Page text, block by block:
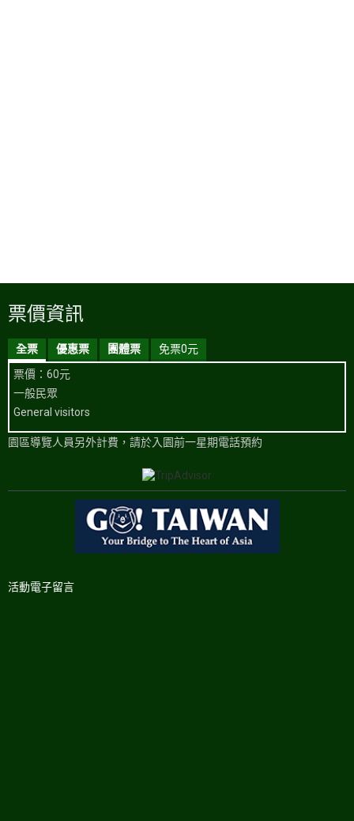
票價資訊
全票 優惠票 團體票
免票0元
票價：60元
一般民眾
General visitors
園區導覽人員另外計費，請於入園前一星期電話預約
活動電子留言